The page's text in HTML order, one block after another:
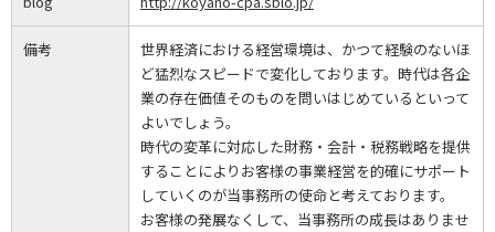
備考
世界経済における経営環境は、かつて経験のないほ
ど猛烈なスピードで変化しております。時代は各企
業の存在価値そのものを問いはじめているといって
よいでしょう。
時代の変革に対応した財務・会計・税務戦略を提供
することによりお客様の事業経営を的確にサポート
していくのが当事務所の使命と考えております。
お客様の発展なくして、当事務所の成長はありませ